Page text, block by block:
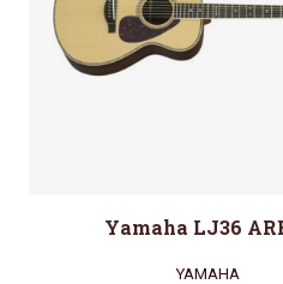
Yamaha LJ36
YAMAHA